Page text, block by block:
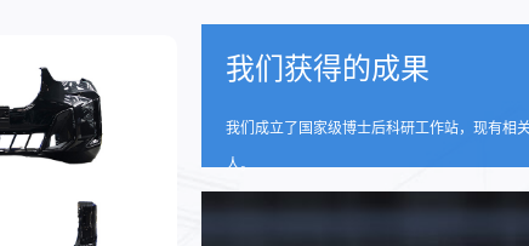
我们获得的成果
我们成立了国家级博士后科研工作站，现有相
人。